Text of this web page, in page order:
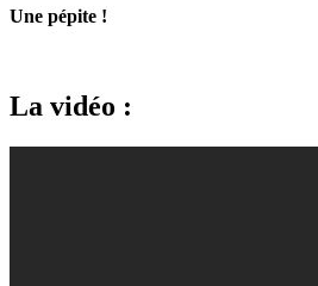
Une pépite !
La vidéo :